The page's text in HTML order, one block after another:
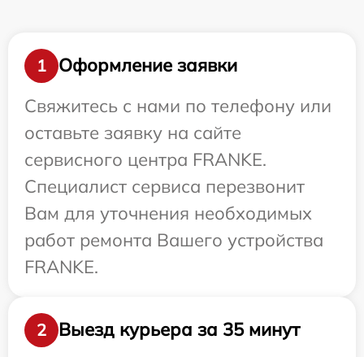
1
Оформление заявки
Свяжитесь с нами по телефону или
оставьте заявку на сайте
сервисного центра FRANKE.
Специалист сервиса перезвонит
Вам для уточнения необходимых
работ ремонта Вашего устройства
FRANKE.
2 Выезд курьера за 35 минут